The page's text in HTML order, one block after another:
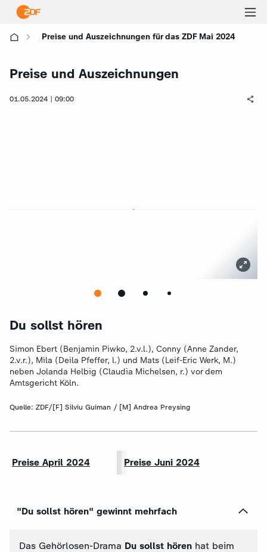
Preise und Auszeichnungen für das ZDF Mai 2024
Preise und Auszeichnungen
01.05.2024 | 09:00
Du sollst hören
Simon Ebert (Benjamin Piwko, 2.v.l.), Conny (Anne Zander,
2.v.r.), Mila (Deila Pfeffer, l.) und Mats (Leif-Eric Werk, M.)
neben Jolanda Helbig (Claudia Michelsen, r.) vor dem
Amtsgericht Köln.
Quelle: ZDF/[F] Silviu Guiman / [M] Andrea Preysing
Preise April 2024 Preise Juni 2024
"Du sollst hören" gewinnt mehrfach
Das Gehörlosen-Drama Du sollst hören hat beim